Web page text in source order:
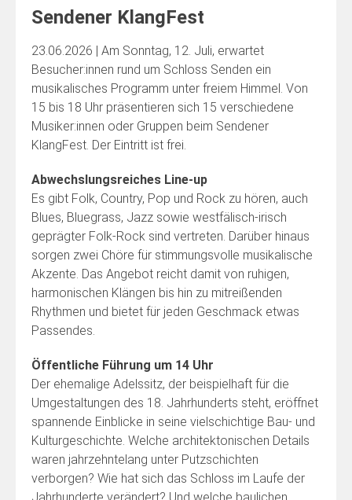
Sendener KlangFest
23.06.2026 | Am Sonntag, 12. Juli, erwartet
Besucher:innen rund um Schloss Senden ein
musikalisches Programm unter freiem Himmel. Von
15 bis 18 Uhr präsentieren sich 15 verschiedene
Musiker:innen oder Gruppen beim Sendener
KlangFest. Der Eintritt ist frei.
Abwechslungsreiches Line-up
Es gibt Folk, Country, Pop und Rock zu hören, auch
Blues, Bluegrass, Jazz sowie westfälisch-irisch
geprägter Folk-Rock sind vertreten. Darüber hinaus
sorgen zwei Chöre für stimmungsvolle musikalische
Akzente. Das Angebot reicht damit von ruhigen,
harmonischen Klängen bis hin zu mitreißenden
Rhythmen und bietet für jeden Geschmack etwas
Passendes.
Öffentliche Führung um 14 Uhr
Der ehemalige Adelssitz, der beispielhaft für die
Umgestaltungen des 18. Jahrhunderts steht, eröffnet
spannende Einblicke in seine vielschichtige Bau- und
Kulturgeschichte. Welche architektonischen Details
waren jahrzehntelang unter Putzschichten
verborgen? Wie hat sich das Schloss im Laufe der
Jahrhunderte verändert? Und welche baulichen